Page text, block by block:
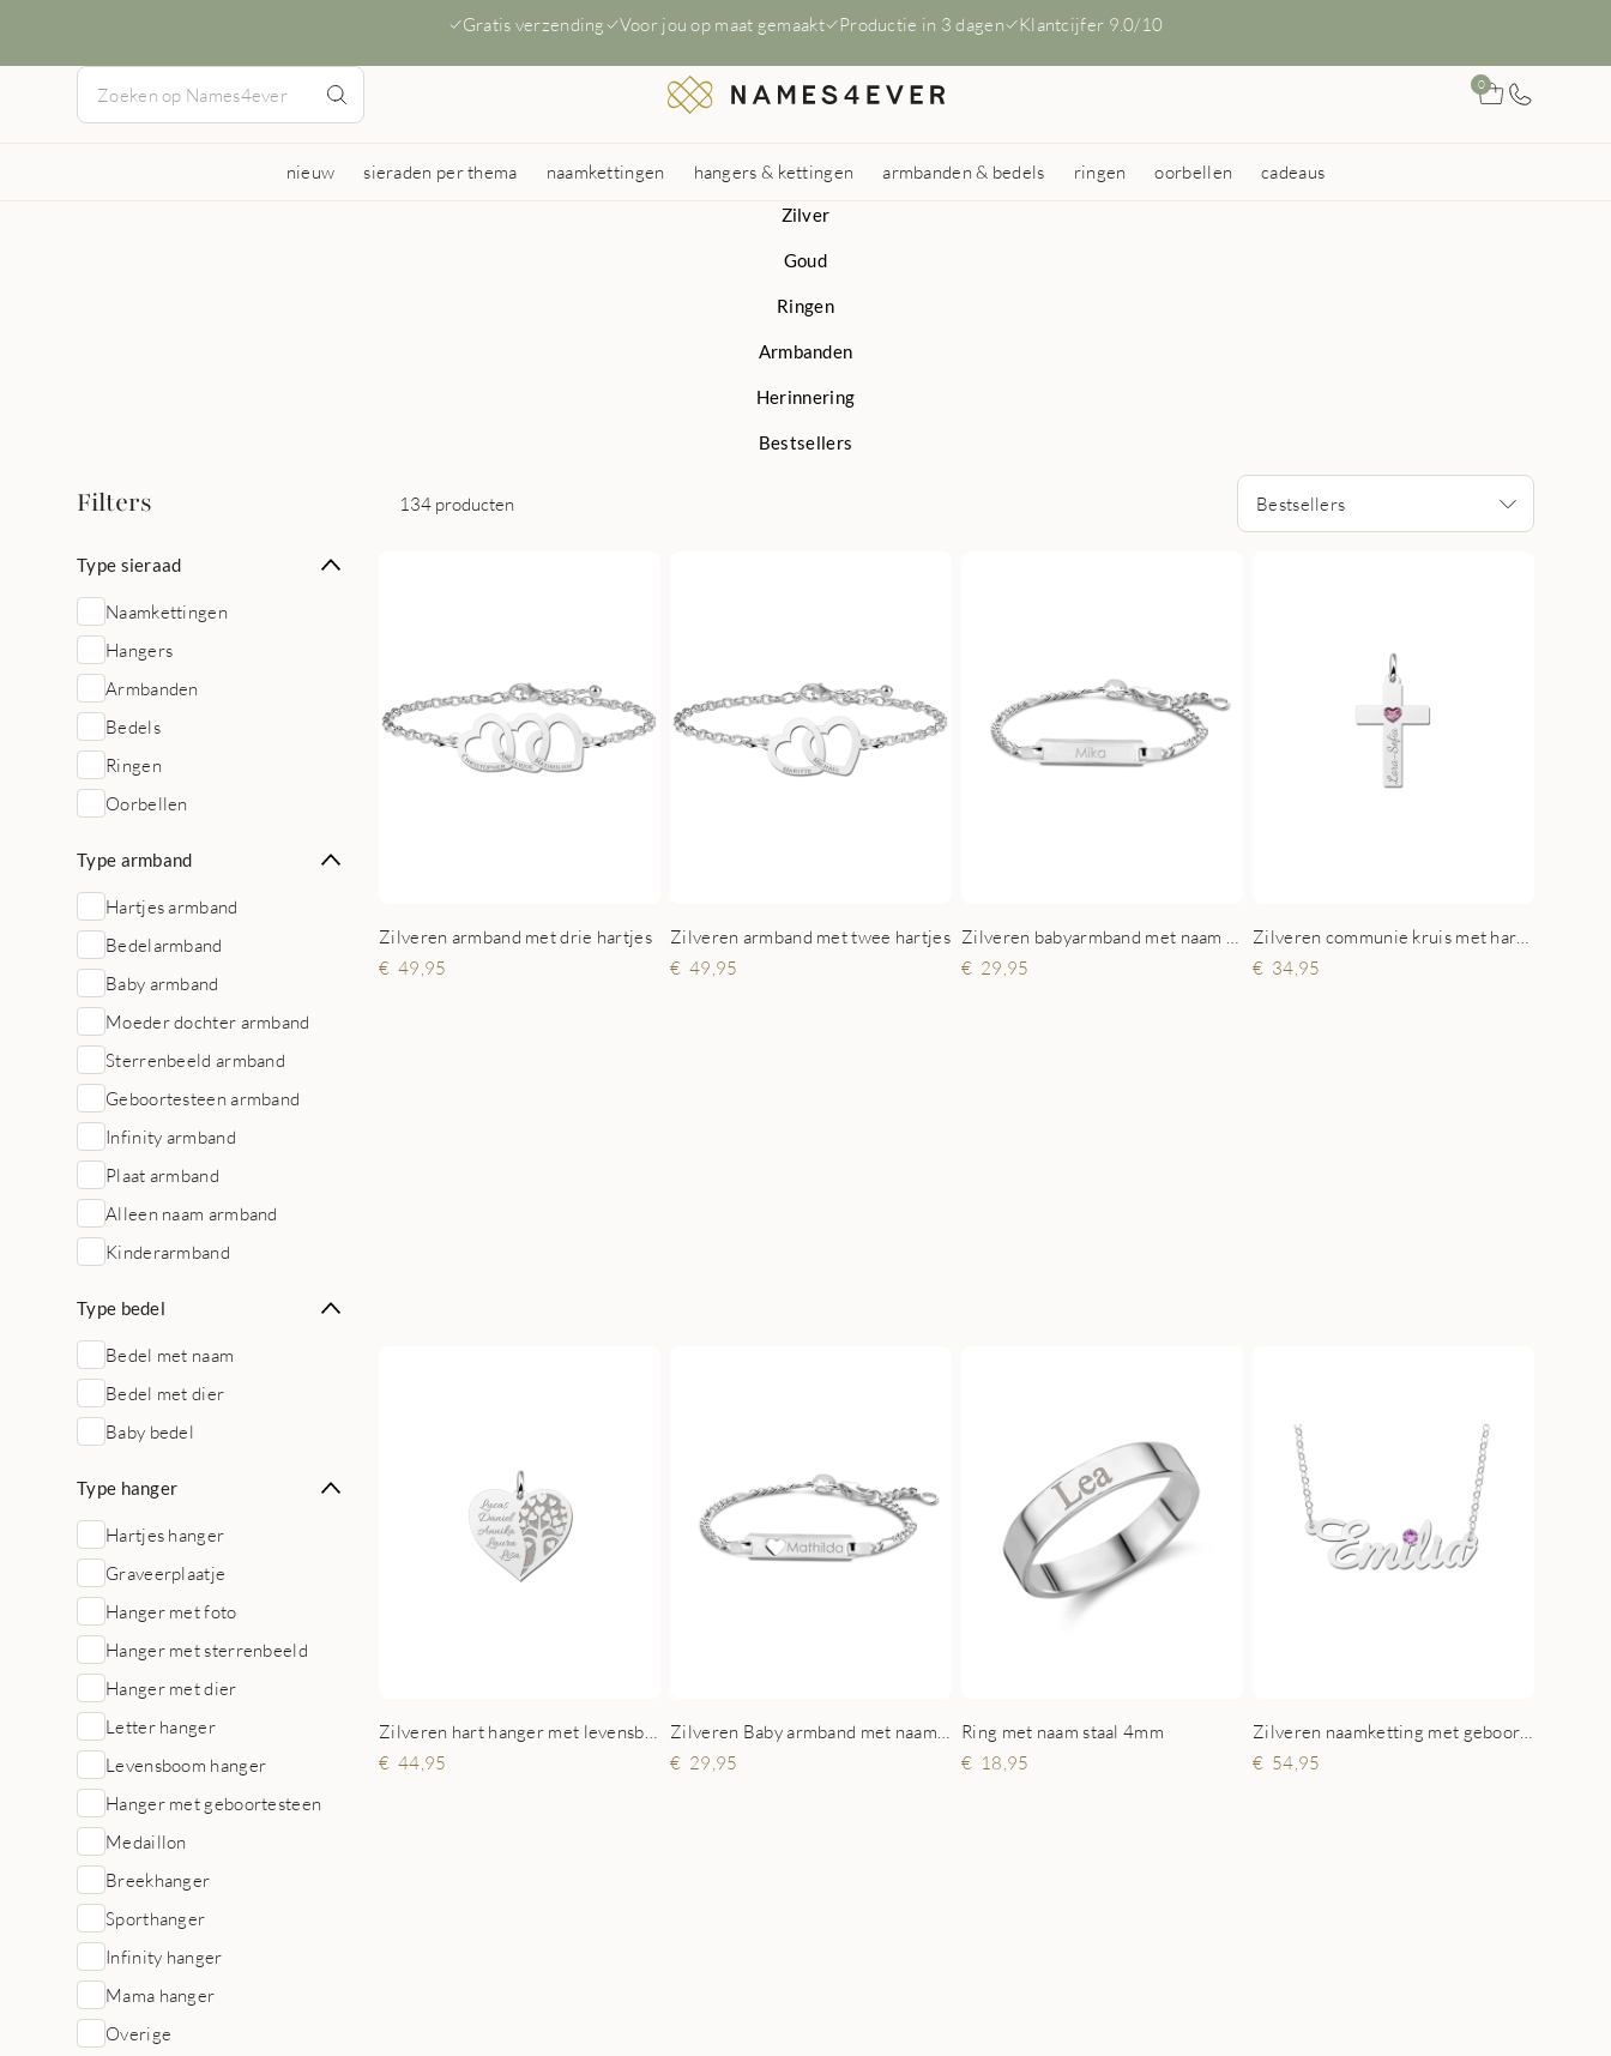
Gratis verzending Voor jou op maat gemaakt Productie in 3 dagen Klantcijfer 9.0/10
0
nieuw sieraden per thema naamkettingen hangers & kettingen armbanden & bedels ringen oorbellen
cadeaus
Zilver
Goud
Ringen
Armbanden
Herinnering
Bestsellers
Filters 134 producten Bestsellers
Type sieraad
Naamkettingen
Hangers
Armbanden
Bedels
Ringen
Oorbellen
Type armband
Hartjes armband
Bedelarmband
Baby armband
Moeder dochter armband
Sterrenbeeld armband
Geboortesteen armband
Infinity armband
Plaat armband
Alleen naam armband
Kinderarmband
Type bedel
Bedel met naam
Bedel met dier
Baby bedel
Type hanger
Hartjes hanger
Graveerplaatje
Hanger met foto
Hanger met sterrenbeeld
Hanger met dier
Letter hanger
Levensboom hanger
Hanger met geboortesteen
Medaillon
Breekhanger
Sporthanger
Infinity hanger
Mama hanger
Overige
Zilveren armband met drie hartjes
49,95
Zilveren armband met twee hartjes
49,95
29,95
34,95
44,95
29,95
Ring met naam staal 4mm
18,95
54,95